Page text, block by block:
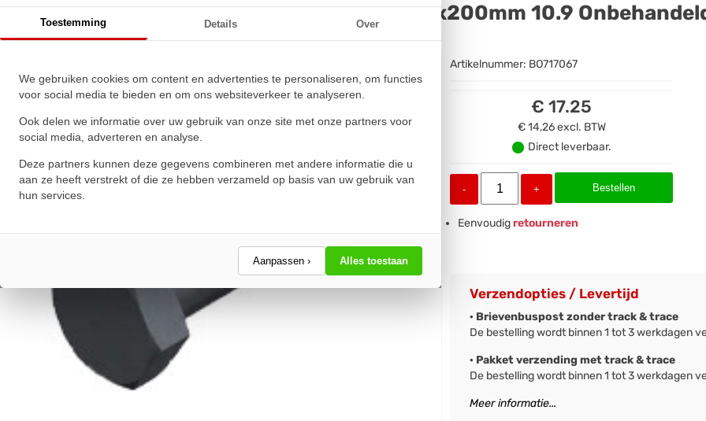
Toestemming Details Over
We gebruiken cookies om content en advertenties te personaliseren, om functies
voor social media te bieden en om ons websiteverkeer te analyseren.
Ook delen we informatie over uw gebruik van onze site met onze partners voor
social media, adverteren en analyse.
Deze partners kunnen deze gegevens combineren met andere informatie die u
aan ze heeft verstrekt of die ze hebben verzameld op basis van uw gebruik van
hun services.
Aanpassen › Alles toestaan
Zeskanttapbout Deeldraad DIN 931 M36x200mm 10.9
★★★★★
★★★★★
Artikelnummer: BO717067
€ 17.25
€ 14,26excl. BTW
Direct leverbaar.
- + Bestellen
Eenvoudigretourneren
Verzendopties / Levertijd
· Brievenbuspost zonder track & trace
De bestelling wordt binnen 1 tot 3 werkdagen
· Pakket verzending met track & trace
De bestelling wordt binnen 1 tot 3 werkdagen
Meer informatie...